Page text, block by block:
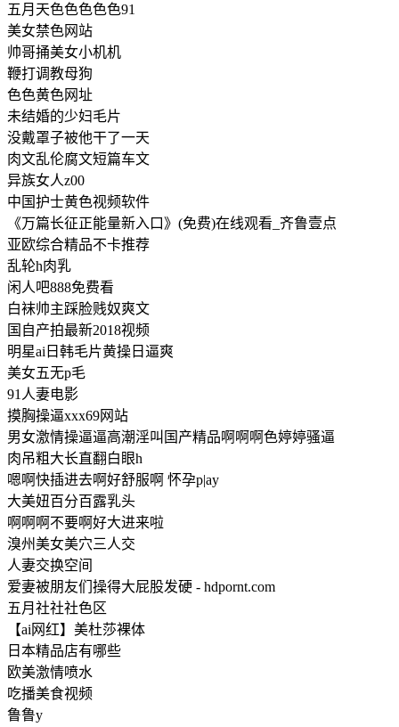
五月天色色色色色91
美女禁色网站
帅哥捅美女小机机
鞭打调教母狗
色色黄色网址
未结婚的少妇毛片
没戴罩子被他干了一天
肉文乱伦腐文短篇车文
异族女人z00
中国护士黄色视频软件
《万篇长征正能量新入口》(免费)在线观看_齐鲁壹点
亚欧综合精品不卡推荐
乱轮h肉乳
闲人吧888免费看
白袜帅主踩脸贱奴爽文
国自产拍最新2018视频
明星ai日韩毛片黄操日逼爽
美女五无p毛
91人妻电影
摸胸操逼xxx69网站
男女激情操逼逼高潮淫叫国产精品啊啊啊色婷婷骚逼
肉吊粗大长直翻白眼h
嗯啊快插进去啊好舒服啊 怀孕p|ay
大美妞百分百露乳头
啊啊啊不要啊好大进来啦
溴州美女美穴三人交
人妻交换空间
爱妻被朋友们操得大屁股发硬 - hdpornt.com
五月社社社色区
【ai网红】美杜莎裸体
日本精品店有哪些
欧美激情喷水
吃播美食视频
鲁鲁y